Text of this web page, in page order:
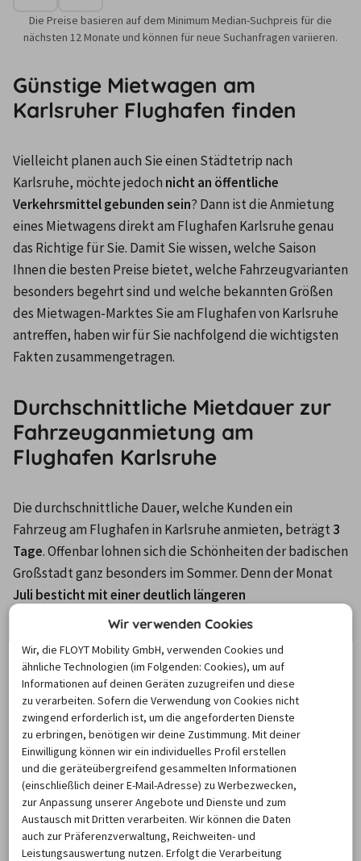
Die Preise basieren auf dem Minimum Median-Suchpreis für die
nächsten 12 Monate und können für neue Suchanfragen variieren.
Günstige Mietwagen am
Karlsruher Flughafen finden
Vielleicht planen auch Sie einen Städtetrip nach
Karlsruhe, möchte jedoch nicht an öffentliche
Verkehrsmittel gebunden sein? Dann ist die Anmietung
eines Mietwagens direkt am Flughafen Karlsruhe genau
das Richtige für Sie. Damit Sie wissen, welche Saison
Ihnen die besten Preise bietet, welche Fahrzeugvarianten
besonders begehrt sind und welche bekannten Größen
des Mietwagen-Marktes Sie am Flughafen von Karlsruhe
antreffen, haben wir für Sie nachfolgend die wichtigsten
Fakten zusammengetragen.
Durchschnittliche Mietdauer zur
Fahrzeuganmietung am
Flughafen Karlsruhe
Die durchschnittliche Dauer, welche Kunden ein
Fahrzeug am Flughafen in Karlsruhe anmieten, beträgt 3
Tage. Offenbar lohnen sich die Schönheiten der badischen
Juli besticht mit einer deutlich längeren
durchschnittlichen Mietdauer von 9 Tagen
Mietdauer hingegen auf einen Tag. Ein Blick auf den
Jahresverlauf lohnt sich also, denn die durchschnittliche
Mietdauer schwankt je nach Saison sehr deutlich.
Unabhängig davon lohnt es sich für Sie dabei jedoch
immer, die Mietdauer Ihres Mietwagens den individuellen
Bedürfnissen Ihrer Reise anzupassen. So müssen Sie sich
keine Sorgen um etwaige Verspätungen öffentlicher
Verkehrsmittel oder wildem Gedränge an überlaufenen
Bahnsteigs und Bushaltestellen machen.
Wir verwenden Cookies
Wir, die FLOYT Mobility GmbH, verwenden Cookies und
ähnliche Technologien (im Folgenden: Cookies), um auf
Informationen auf deinen Geräten zuzugreifen und diese
zu verarbeiten. Sofern die Verwendung von Cookies nicht
zwingend erforderlich ist, um die angeforderten Dienste
zu erbringen, benötigen wir deine Zustimmung. Mit deiner
Einwilligung können wir ein individuelles Profil erstellen
und die geräteübergreifend gesammelten Informationen
(einschließlich deiner E-Mail-Adresse) zu Werbezwecken,
zur Anpassung unserer Angebote und Dienste und zum
Austausch mit Dritten verarbeiten. Wir können die Daten
auch zur Präferenzverwaltung, Reichweiten- und
Leistungsauswertung nutzen. Erfolgt die Verarbeitung